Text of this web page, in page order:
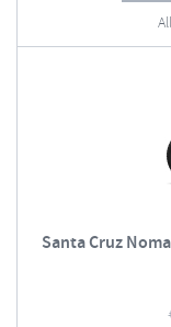
Santa Cruz